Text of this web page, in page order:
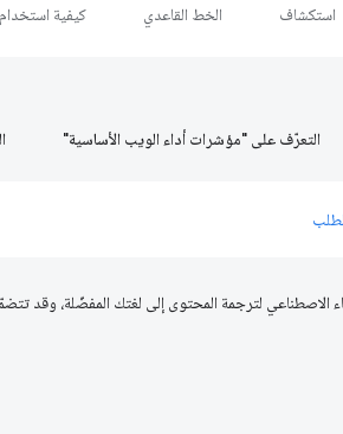
استكشاف الخط القاعدي كيفية
التعرّف على "مؤشرات أداء الويب الأساسية"